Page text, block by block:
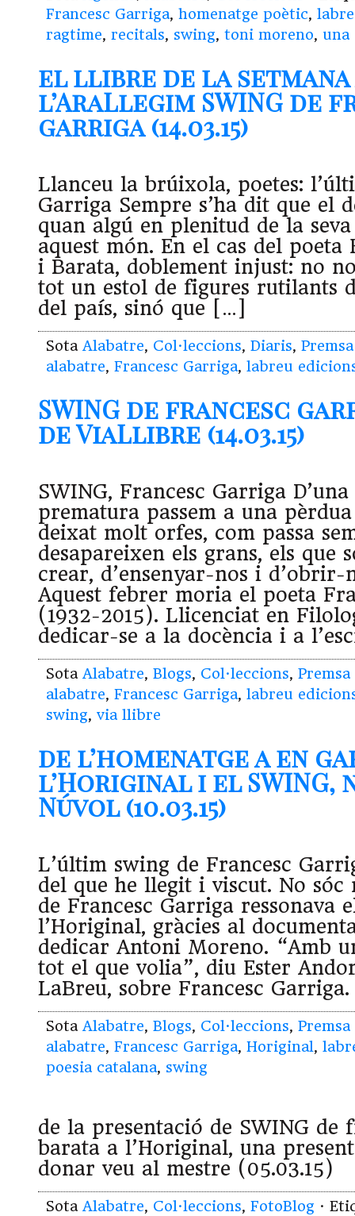
Francesc Garriga, homenatge poètic,
ragtime, recitals, swing, toni moreno, una
el llibre de la setmana
l’AraLlegim SWING de
garriga (14.03.15)
Llanceu la brúixola, poetes:
Garriga Sempre s’ha dit que el
quan algú en plenitud de la
aquest món. En el cas del poeta
i Barata, doblement injust: no
tot un estol de figures rutilants
del país, sinó que […]
Sota Alabatre, Col·leccions, Diaris, Premsa
alabatre, Francesc Garriga, labreu
SWING de francesc
de ViaLlibre (14.03.15)
SWING, Francesc Garriga
prematura passem a una
deixat molt orfes, com passa
desapareixen els grans, els que
crear, d’ensenyar-nos i d’obrir-
Aquest febrer moria el poeta
(1932-2015). Llicenciat en
dedicar-se a la docència i a
Sota Alabatre, Blogs, Col·leccions, Premsa
alabatre, Francesc Garriga, labreu
swing, via llibre
de l’homenatge a en
l’Horiginal i el SWING,
Núvol (10.03.15)
L’últim swing de Francesc
del que he llegit i viscut. No sóc
de Francesc Garriga ressonava
l’Horiginal, gràcies al
dedicar Antoni Moreno. “Amb
tot el que volia”, diu Ester
LaBreu, sobre Francesc
Sota Alabatre, Blogs, Col·leccions, Premsa
alabatre, Francesc Garriga, Horiginal,
poesia catalana, swing
de la presentació de SWING de
barata a l’Horiginal, una
donar veu al mestre
Sota Alabatre, Col·leccions, FotoBlog ·